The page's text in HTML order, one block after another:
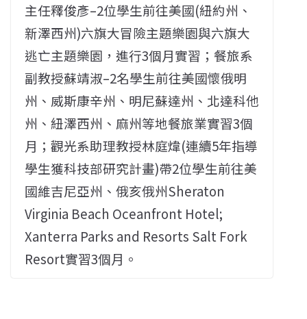
主任釋俊彥–2位學生前往美國(紐約州、
新澤西州)六旗大冒險主題樂園與六旗大
逃亡主題樂園，進行3個月實習；餐旅系
副教授蘇靖淑–2名學生前往美國懷俄明
州、威斯康辛州、明尼蘇達州、北達科他
州、紐澤西州、麻州等地餐旅業實習3個
月；觀光系助理教授林庭煒(連續5年指導
學生獲科技部研究計畫)帶2位學生前往美
國維吉尼亞州、俄亥俄州Sheraton
Virginia Beach Oceanfront Hotel;
Xanterra Parks and Resorts Salt Fork
Resort實習3個月。